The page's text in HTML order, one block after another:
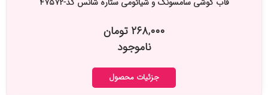
۲۶۸,۰۰۰ تومان
ناموجود
جزئیات محصول